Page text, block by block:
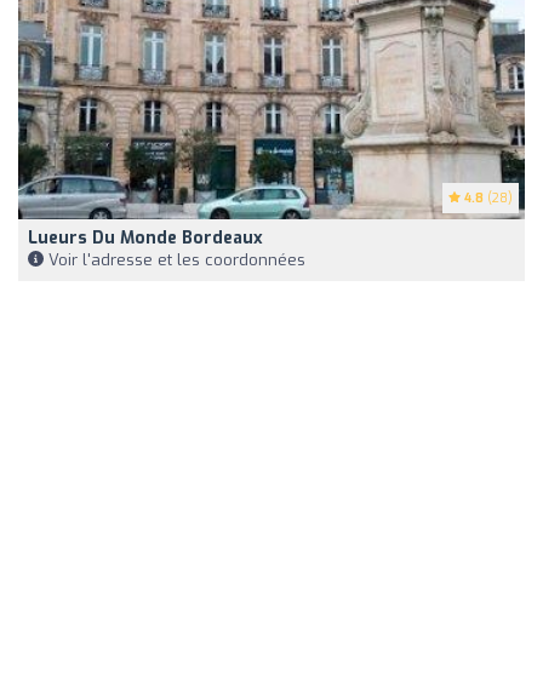
4.8 (28)
Lueurs Du Monde Bordeaux
Voir l'adresse et les coordonnées